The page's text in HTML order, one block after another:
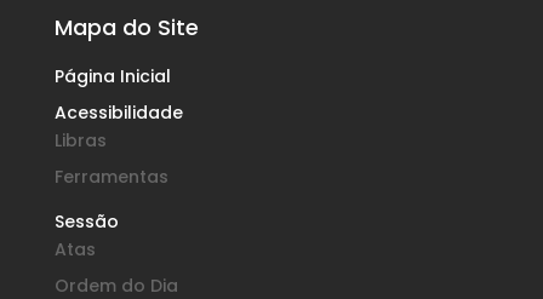
Mapa do Site
Página Inicial
Acessibilidade
Libras
Ferramentas
Sessão
Atas
Ordem do Dia